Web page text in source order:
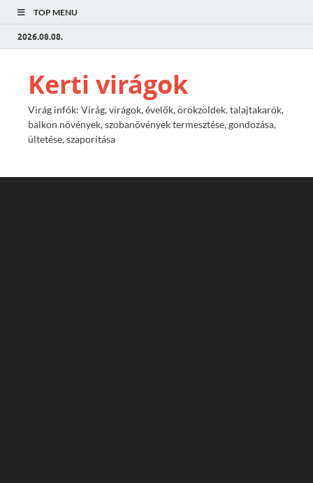
TOP MENU
2026.08.08.
Kerti virágok
Virág infók: Virág, virágok, évelők, örökzöldek, talajtakarók,
balkon növények, szobanövények termesztése, gondozása,
ültetése, szaporítása